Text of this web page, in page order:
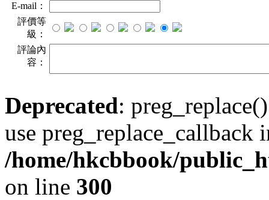
E-mail：
評價等
級：
評論內
容：
Deprecated:
use preg_replace_callback
/home/hkcbbook/
on line 300